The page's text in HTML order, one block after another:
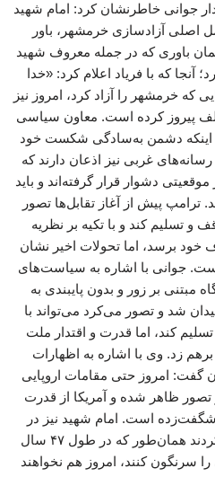
جوانی خاطرنشان کرد: امام شهید
اصلی آزادسازی خرمشهر، باور
باوری که در جمله معروف شهید
آنجا که با فریاد اعلام کرد: «خدا
که خرمشهر را آزاد کرد، امروز نیز
پیروز کرده است. معاون سیاسی
اینکه دشمن به‌سادگی شکست خود
غربی نیز اذعان دارند که
موقعیتی دشوار قرار گرفته‌اند و باید
ترامپ پیش از آغاز تقابل‌ها تصور
و تسلیم کند و با تکیه بر نظریه
برسد، اما تحولات اخیر نشان
جوانی با اشاره به سیاست‌های
مبتنی بر زور و بدون پایبندی به
شد و تصور می‌کرد می‌تواند با
تسلیم کند، اما قدرت و اقتدار ملت
زد. وی با اشاره به اظهارات
گفت: امروز حتی مقامات اروپایی
تصور ظاهر شده و آمریکا از قدرت
است. امام شهید نیز در
پاسخ به تهدیدات آمریکا تأکید کردند همان‌طور که در طول ۴۷ سال
سرنگون کنند، امروز هم نخواهند